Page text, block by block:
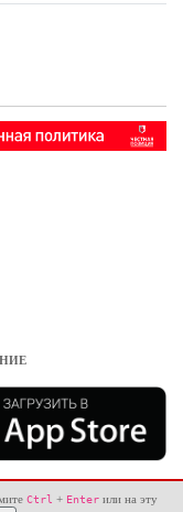
Ctrl + Enter или на эту